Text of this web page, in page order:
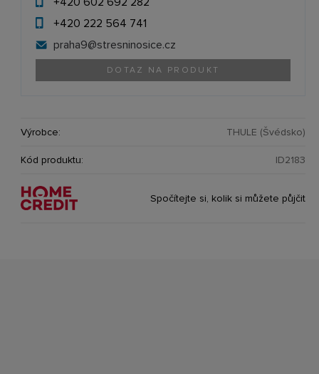
+420 222 564 741
praha9@stresninosice.cz
DOTAZ NA PRODUKT
Výrobce: THULE (Švédsko)
Kód produktu: ID2183
Spočítejte si, kolik si můžete půjčit